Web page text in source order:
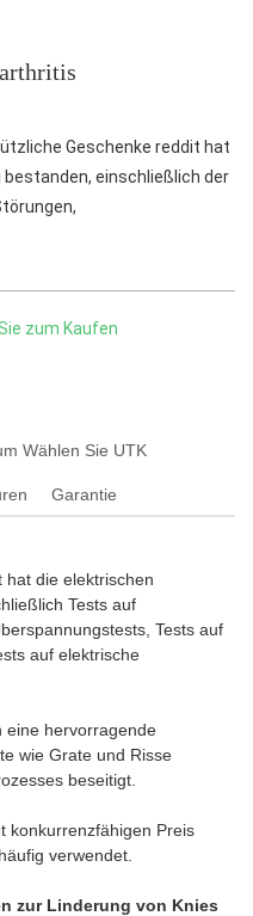
Geschenke reddit hat
einschließlich der
zum Kaufen
Wählen Sie UTK
Garantie
hat die elektrischen
Tests auf
Tests auf
auf elektrische
eine hervorragende
wie Grate und Risse
beseitigt.
konkurrenzfähigen Preis
verwendet.
zur Linderung von Knies